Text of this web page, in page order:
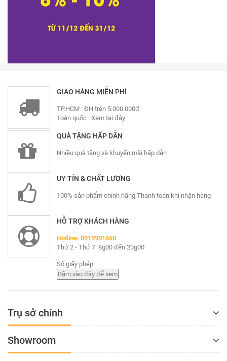
GIAO HÀNG MIỄN PHÍ
TP.HCM : ĐH trên 5.000.000đ
Toàn quốc : Xem tại đây
QUÀ TẶNG HẤP DẪN
Nhiều quà tặng và khuyến mãi hấp dẫn
UY TÍN & CHẤT LƯỢNG
100% sản phẩm chính hãng Thanh toán khi nhận hàng
HỖ TRỢ KHÁCH HÀNG
Hotline: 0919991660
Thứ 2 - Thứ 7: 8g00 đến 20g00
Số giấy phép:
Trụ sở chính
Showroom